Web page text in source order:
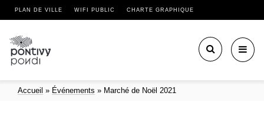
PLAN DE VILLE WIFI PUBLIC CHARTE GRAPHIQUE
Accueil » Événements » Marché de Noël 2021